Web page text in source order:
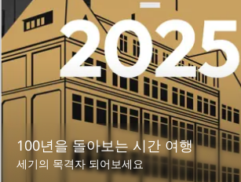
100년을 돌아보는 시간 여행
세기의 목격자 되어보세요